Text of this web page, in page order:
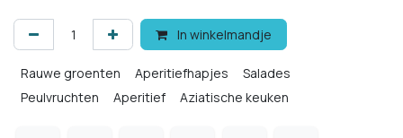
In winkelmandje
Rauwe groenten Aperitiefhapjes
Salades
Peulvruchten
Aperitief Aziatische keuken